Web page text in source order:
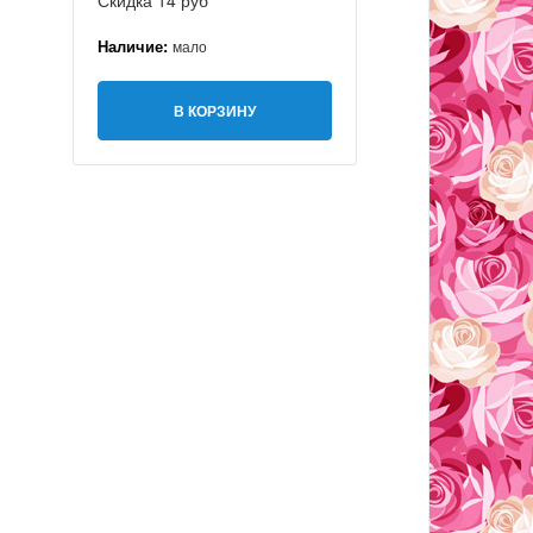
Наличие: мало
В КОРЗИНУ